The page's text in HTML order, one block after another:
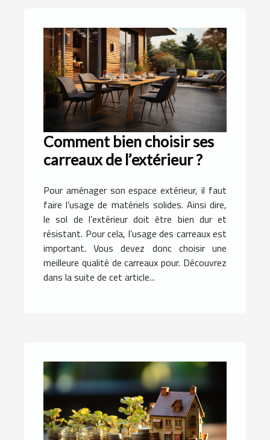
Comment bien choisir ses
carreaux de l’extérieur ?
Pour aménager son espace extérieur, il faut
faire l’usage de matériels solides. Ainsi dire,
le sol de l’extérieur doit être bien dur et
résistant. Pour cela, l’usage des carreaux est
important. Vous devez donc choisir une
meilleure qualité de carreaux pour. Découvrez
dans la suite de cet article...